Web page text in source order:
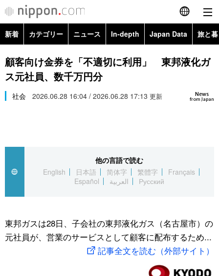
English
简体字
Русский
カテゴリー
経済・ビジネス
国際
文化
トップ
アーカイブ
In-depth
Japan Data
動画/Live
新着 カテゴリー ニュース In-depth Japan Data 旅と
政治・外交
経済・ビジネス
スポーツ・東京2020
Topics
顧客向け金券を「不適切に利用」 東邦液化ガ
ス元社員、数千万円分
News
from Japan
社会 2026.06.28 16:04 / 2026.06.28 17:13 更新
他の言語で読む
English
日本語 简体字 繁體字
Français
Español
العربية Русский
東邦ガスは28日、子会社の東邦液化ガス（名古屋市）の
元社員が、営業のサービスとして顧客に配布するため...
記事全文を読む（外部サイト）